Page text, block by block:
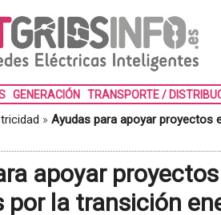
GENERACIÓN TRANSPORTE /
» Ayudas para apoyar proyectos
apoyar
por la transición